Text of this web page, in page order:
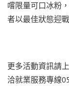
嚐限量可口冰粉
者以最佳狀態迎
更多活動資訊請
洽就業服務專線